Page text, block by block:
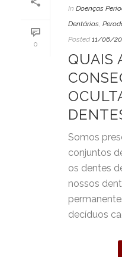
0
In Doenças
Dentários,
Posted 11/06/
QUAIS
Somos
conjuntos
os dentes
nossos
decíduos